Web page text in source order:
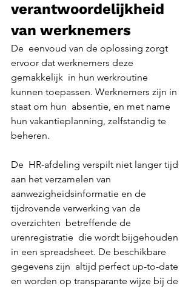
verantwoordelijkheid
van werknemers
De  eenvoud van de oplossing zorgt
ervoor dat werknemers deze
gemakkelijk  in hun werkroutine
kunnen toepassen. Werknemers zijn in
staat om hun  absentie, en met name
hun vakantieplanning, zelfstandig te
beheren.
De  HR-afdeling verspilt niet langer tijd
aan het verzamelen van
aanwezigheidsinformatie en de
tijdrovende verwerking van de
overzichten  betreffende de
urenregistratie  die wordt bijgehouden
in een spreadsheet. De beschikbare
gegevens zijn  altijd perfect up-to-date
en worden op transparante wijze bij de